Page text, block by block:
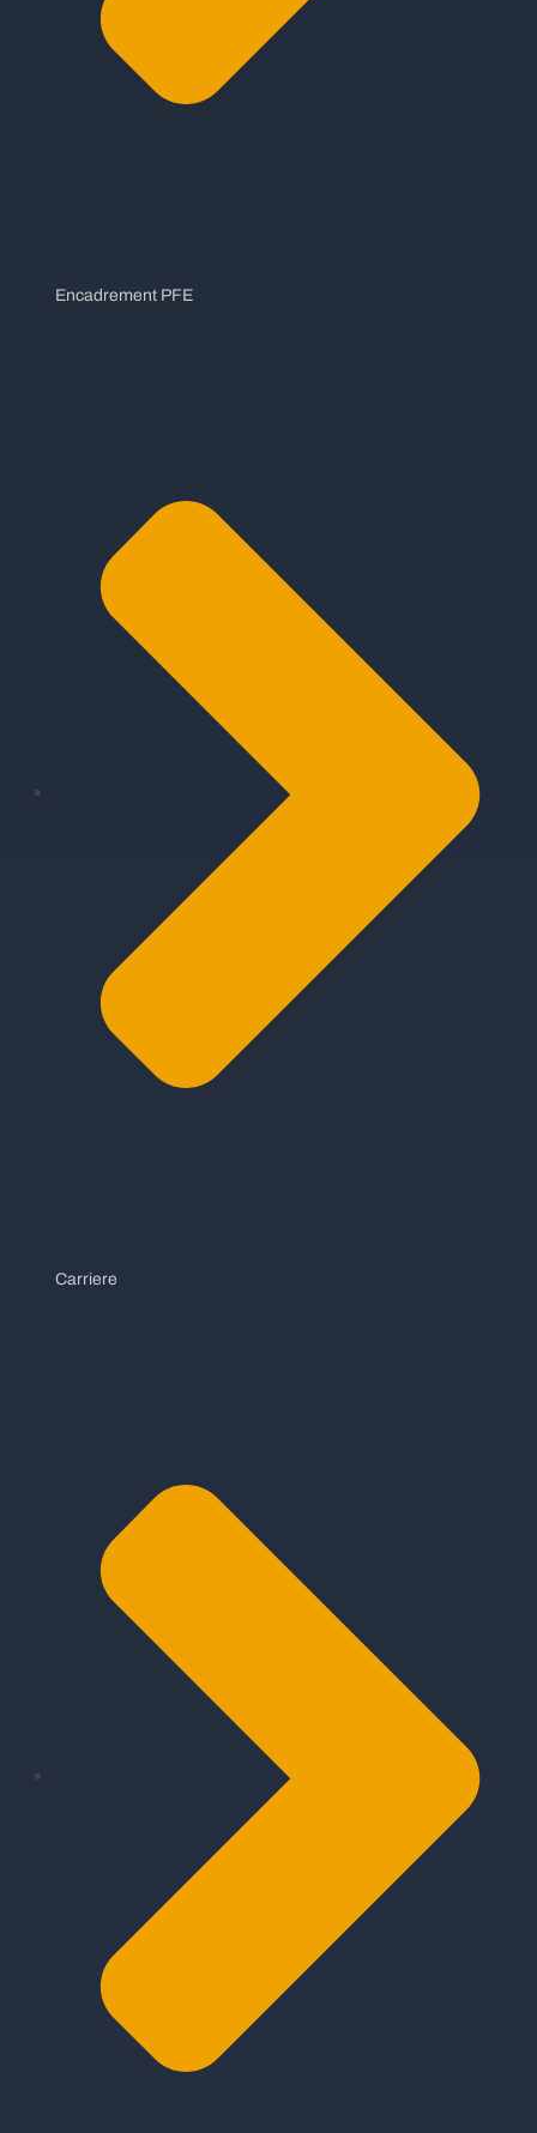
Encadrement PFE
Carriere